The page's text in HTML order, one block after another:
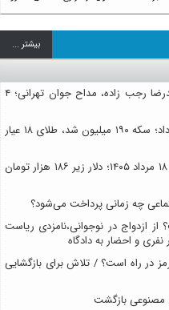
بيشتر ...
جزئیات تازه از ربایش و قتل فجیع حمیدرضا رجب زاده، مداح جوان تهرانی؛ ۴
قیمت طلا، سکه و دلار امروز شنبه ۱۷ مرداد؛ سکه ۱۹۰ میلیون شد، طلای ۱۸ عیار
پیش‌بینی قیمت طلا، سکه و دلار یکشنبه ۱۸ مرداد ۱۴۰۵؛ دلار زیر ۱۸۶ هزار تومان
چه زمانی پرداخت می‌شود؟
ازدواج در نوجوانی،نامزدی ریاست
هرمز در راه است؟ / تلاش برای بازگشایی
مصنوعی بازگشت